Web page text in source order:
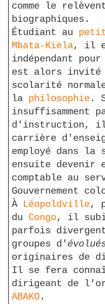
comme le
biographiques.
Étudiant au
Mbata-Kiela, il
indépendant
est alors invité
scolarité
la philosophie.
insuffisamment
d'instruction, il
carrière
employé dans
ensuite devenir
comptable au
Gouvernement
À Léopoldville,
du Congo, il
parfois
groupes d'
originaires de
Il se fera
dirigeant de
ABAKO.